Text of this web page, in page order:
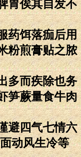
胃俟其自发不
药饵落痂后用
粉煎膏贴之脓
多而疾除也务
笋蕨量食牛肉
避四气七情六
动风生冷等